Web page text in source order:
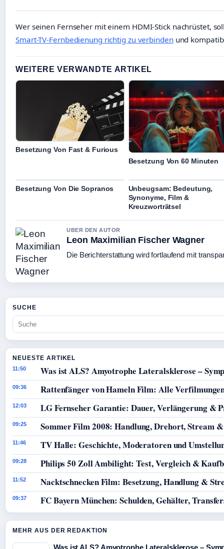
Wer seinen Fernseher mit einem HDMI-Stick nachrüstet,
Smart-TV-Fernbedienung richtig zu verbindenund
WEITERE VERWANDTE ARTIKEL
Besetzung Von Fast & Furious
Besetzung Von 60 Minuten
Besetzung Von Die Sopranos
Unbeugsam: Bedeutung,
Synonyme, Film &
Kreuzworträtsel
UBER DEN AUTOR
Leon Maximilian Fischer Wagner
Die Berichterstattung wird fortlaufend mit
SUCHE
NEUESTE ARTIKEL
11:50 Was ist ALS? Amyotrophe Lateralsklerose –
09:36 Rattenfänger von Hameln Film: Alle
12:03 LG Fernseher Garantie: Dauer, Verlängerung &
09:25 Sommer Film 2008: Handlung, Drehort, Stream
11:46 TV Halle: Geschichte, Moderatoren und
09:28 Philips 50 Zoll Ambilight: Test, Vergleich &
11:52 Nacktschnecken Film: Besetzung, Handlung &
09:37 FC Bayern München: Schulden, Gehälter,
MEHR AUS DER REDAKTION
Was ist ALS? Amyotrophe Lateralsklerose –